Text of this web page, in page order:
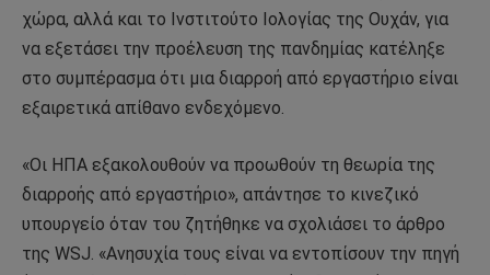
χώρα, αλλά και το Ινστιτούτο Ιολογίας της Ουχάν, για
να εξετάσει την προέλευση της πανδημίας κατέληξε
στο συμπέρασμα ότι μια διαρροή από εργαστήριο είναι
εξαιρετικά απίθανο ενδεχόμενο.
«Οι ΗΠΑ εξακολουθούν να προωθούν τη θεωρία της
διαρροής από εργαστήριο», απάντησε το κινεζικό
υπουργείο όταν του ζητήθηκε να σχολιάσει το άρθρο
της WSJ. «Ανησυχία τους είναι να εντοπίσουν την πηγή